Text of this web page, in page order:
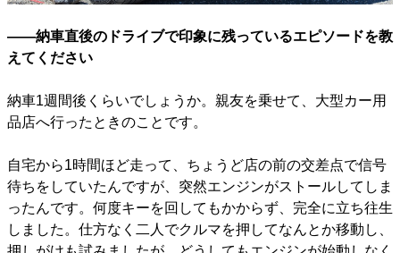
――納車直後のドライブで印象に残っているエピソードを教
えてください
納車1週間後くらいでしょうか。親友を乗せて、大型カー用
品店へ行ったときのことです。
自宅から1時間ほど走って、ちょうど店の前の交差点で信号
待ちをしていたんですが、突然エンジンがストールしてしま
ったんです。何度キーを回してもかからず、完全に立ち往生
しました。仕方なく二人でクルマを押してなんとか移動し、